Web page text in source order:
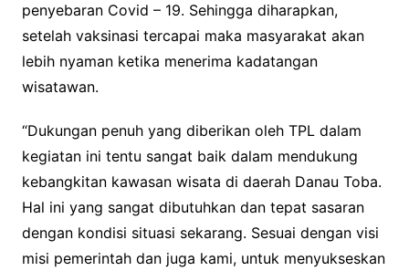
penyebaran Covid – 19. Sehingga diharapkan,
setelah vaksinasi tercapai maka masyarakat akan
lebih nyaman ketika menerima kadatangan
wisatawan.
“Dukungan penuh yang diberikan oleh TPL dalam
kegiatan ini tentu sangat baik dalam mendukung
kebangkitan kawasan wisata di daerah Danau Toba.
Hal ini yang sangat dibutuhkan dan tepat sasaran
dengan kondisi situasi sekarang. Sesuai dengan visi
misi pemerintah dan juga kami, untuk menyukseskan